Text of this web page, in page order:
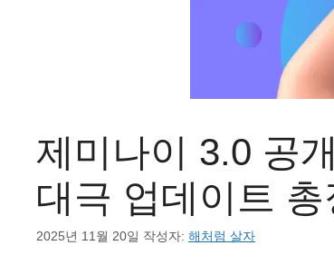
제미나이 3.0 공
대극 업데이트 총
2025년 11월 20일 작성자: 해처럼 살자